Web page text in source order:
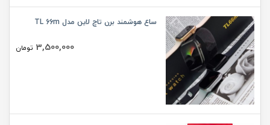
ساع هوشمند برن تاچ لاین مدل TL 66m
3,500,000 تومان